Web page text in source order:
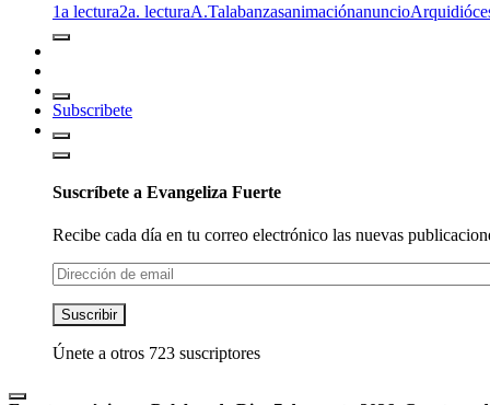
1a lectura2a. lecturaA.Talabanzasanimaciónanuncio
Subscribete
Suscríbete a Evangeliza Fuerte
Recibe cada día en tu correo electrónico las nuevas
Dirección
de
email
Suscribir
Únete a otros 723 suscriptores